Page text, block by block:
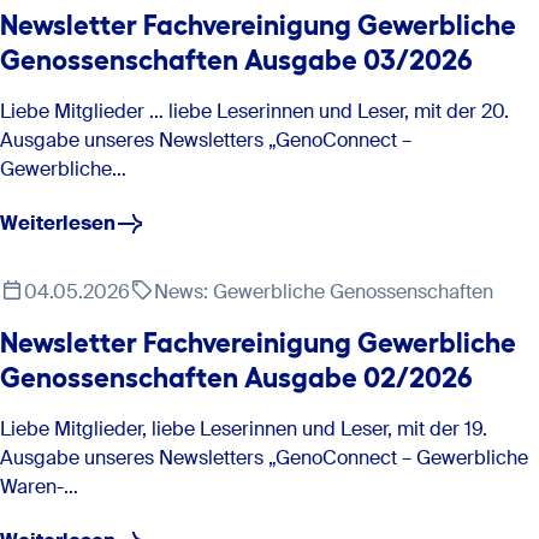
Kaffee: eines der weltweit am häufigsten konsumierten
Getränke.
Kautschuk: wird für die Herstellung von Reifen und
anderen Gummiprodukten eingesetzt.
Eröffnungsbilanzen.
Webinar: NIS-2-Richtlinie: Pflichten für Geschäftsleiter
Die Genossenschaft IDunion SCE
Termin: 30.01. - 31.01.25 (Billerbeck)
Fahrpersonalrecht und
Dokumentationspflichten im Güterkraftverkehr :
GenoAkademie
Fahrzeugkosten und Tourenplanung optimieren –
Link zum Seminar:Fahrzeugkosten und Tourenplanung
optimieren - Einsparpotenziale im Güterkraftverkehr heben :
Zertifizierter VR-Social-Media-Manager & Zertifizierter
Newsletter Fachvereinigung Gewerbliche
Genossenschaften Ausgabe 03/2026
Liebe Mitglieder … liebe Leserinnen und Leser, mit der 20.
Ausgabe unseres Newsletters „GenoConnect –
Gewerbliche…
Weiterlesen
04.05.2026 News: Gewerbliche Genossenschaften
Newsletter Fachvereinigung Gewerbliche
Genossenschaften Ausgabe 02/2026
Liebe Mitglieder, liebe Leserinnen und Leser, mit der 19.
Ausgabe unseres Newsletters „GenoConnect – Gewerbliche
Waren-…